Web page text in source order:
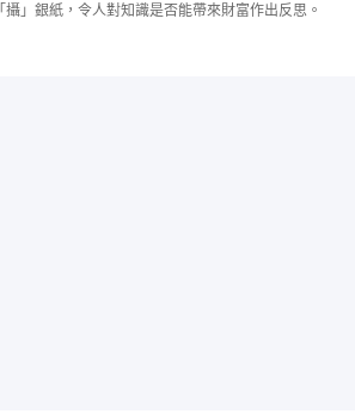
」銀紙，令人對知識是否能帶來財富作出反思。